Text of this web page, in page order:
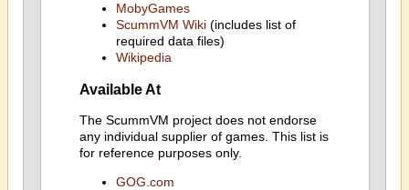
MobyGames
ScummVM Wiki(includes list of
required data files)
Wikipedia
Available At
The ScummVM project does not endorse
any individual supplier of games. This list is
for reference purposes only.
GOG.com